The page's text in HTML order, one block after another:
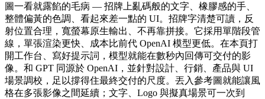
圖一看就露餡的毛病 — 招牌上亂碼般的文字、橡膠感的手、
整體偏黃的色調、看起來差一點的 UI。招牌字清楚可讀，反
射位置合理，寬螢幕原生輸出、不再靠拼接。它採用單階段管
線，單張渲染更快、成本比前代 OpenAI 模型更低。在本頁打
開工作台、寫好提示詞，模型就能在數秒內回傳可交付的影
像。和 GPT 同源於 OpenAI，並針對設計、行銷、產品與 UI
場景調校，足以撐得住最終交付的尺度。丟入參考圖就能讓風
格在多張影像之間延續；文字、Logo 與擬真場景可一次到